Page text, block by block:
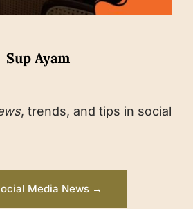
, trends, and tips in social
Media News →
Sup Ayam